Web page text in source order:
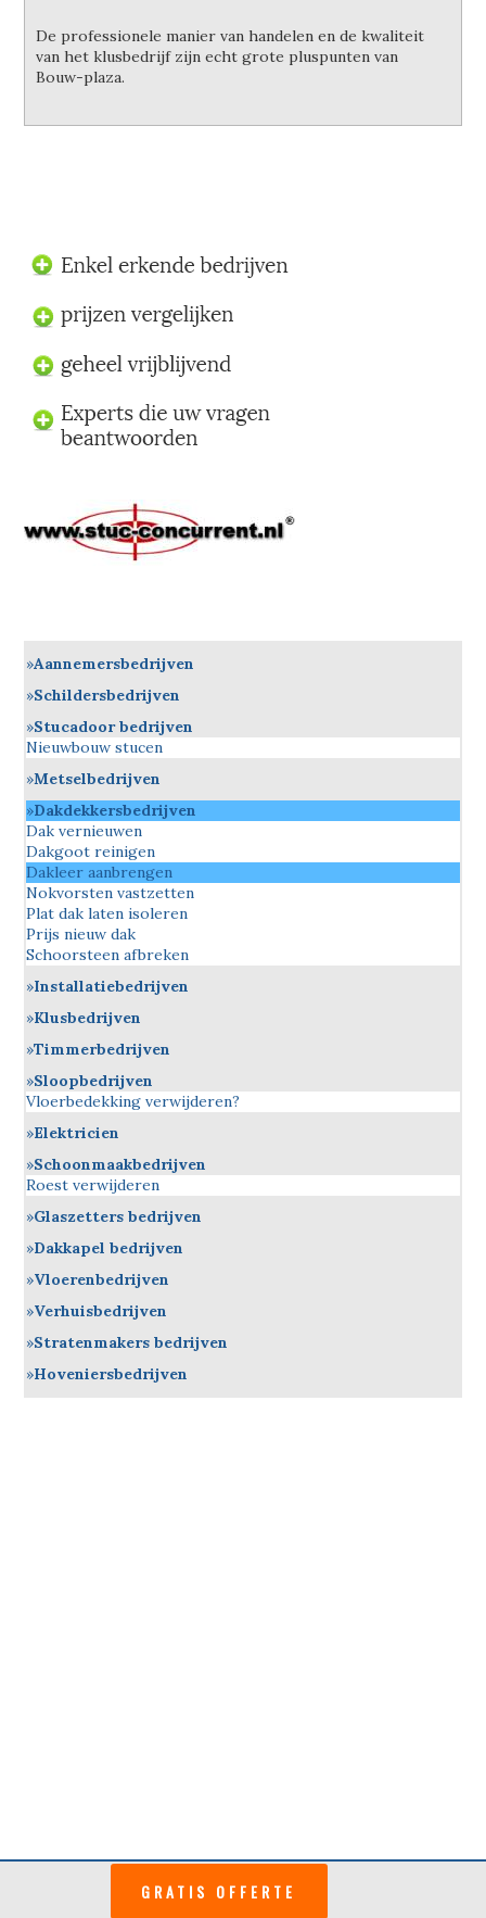
De professionele manier van handelen en de kwaliteit
van het klusbedrijf zijn echt grote pluspunten van
Bouw-plaza.
GRATIS OFFERTE
Aannemersbedrijven
Schildersbedrijven
Stucadoor bedrijven
Nieuwbouw stucen
Metselbedrijven
Dakdekkersbedrijven
Dak vernieuwen
Dakgoot reinigen
Dakleer aanbrengen
Nokvorsten vastzetten
Plat dak laten isoleren
Prijs nieuw dak
Schoorsteen afbreken
Installatiebedrijven
Klusbedrijven
Timmerbedrijven
Sloopbedrijven
Vloerbedekking verwijderen?
Elektricien
Schoonmaakbedrijven
Roest verwijderen
Glaszetters bedrijven
Dakkapel bedrijven
Vloerenbedrijven
Verhuisbedrijven
Stratenmakers bedrijven
Hoveniersbedrijven
Copyright © 2026 ·Bouw Plaza